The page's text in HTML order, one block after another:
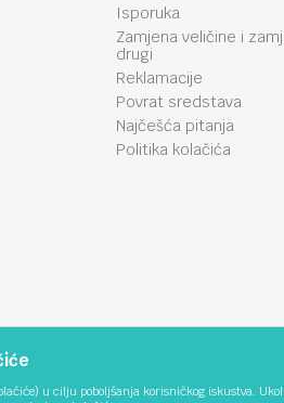
Isporuka
Zamjena veličine i
drugi
Reklamacije
Povrat sredstava
Najčešća pitanja
Politika kolačića
u cilju poboljšanja korisničkog iskustva.